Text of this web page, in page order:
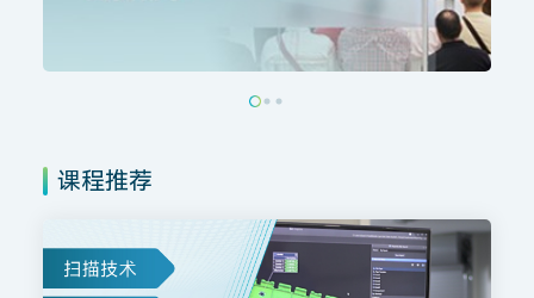
课程推荐